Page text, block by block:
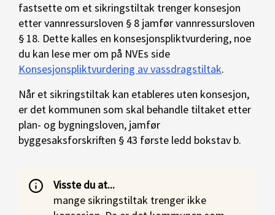
fastsette om et sikringstiltak trenger konsesjon
etter vannressursloven § 8 jamfør vannressursloven
§ 18. Dette kalles en konsesjonspliktvurdering, noe
du kan lese mer om på NVEs side
Konsesjonspliktvurdering av vassdragstiltak.
Når et sikringstiltak kan etableres uten konsesjon,
er det kommunen som skal behandle tiltaket etter
plan- og bygningsloven, jamfør
byggesaksforskriften § 43 første ledd bokstav b.
Visste du at...
mange sikringstiltak trenger ikke